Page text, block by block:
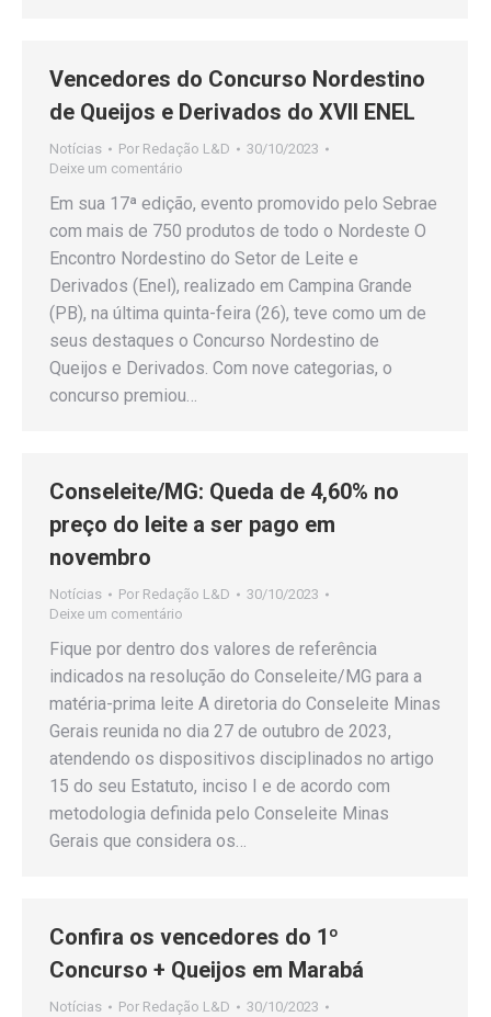
Vencedores do Concurso Nordestino
de Queijos e Derivados do XVII ENEL
Notícias Por Redação L&D
30/10/2023
Deixe um comentário
Em sua 17ª edição, evento promovido pelo Sebrae
com mais de 750 produtos de todo o Nordeste O
Encontro Nordestino do Setor de Leite e
Derivados (Enel), realizado em Campina Grande
(PB), na última quinta-feira (26), teve como um de
seus destaques o Concurso Nordestino de
Queijos e Derivados. Com nove categorias, o
concurso premiou…
Conseleite/MG: Queda de 4,60% no
preço do leite a ser pago em
novembro
Notícias Por Redação L&D
30/10/2023
Deixe um comentário
Fique por dentro dos valores de referência
indicados na resolução do Conseleite/MG para a
matéria-prima leite A diretoria do Conseleite Minas
Gerais reunida no dia 27 de outubro de 2023,
atendendo os dispositivos disciplinados no artigo
15 do seu Estatuto, inciso I e de acordo com
metodologia definida pelo Conseleite Minas
Gerais que considera os…
Confira os vencedores do 1º
Concurso + Queijos em Marabá
Notícias Por Redação L&D
30/10/2023